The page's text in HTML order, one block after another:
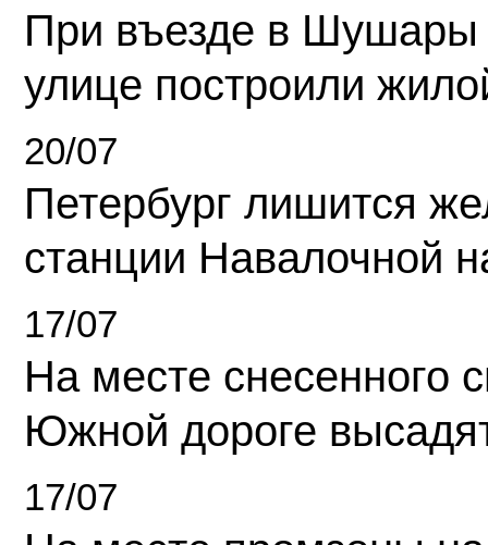
При въезде в Шушары
улице построили
20/07
Петербург лишится
станции Навалочной
17/07
На месте снесенного
Южной дороге
17/07